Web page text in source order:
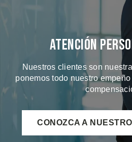
Atención
Nuestros clientes son
ponemos todo nuestro
CONOZCA A